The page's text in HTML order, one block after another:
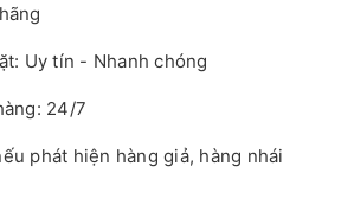
Uy tín - Nhanh chóng
24/7
phát hiện hàng giả, hàng nhái